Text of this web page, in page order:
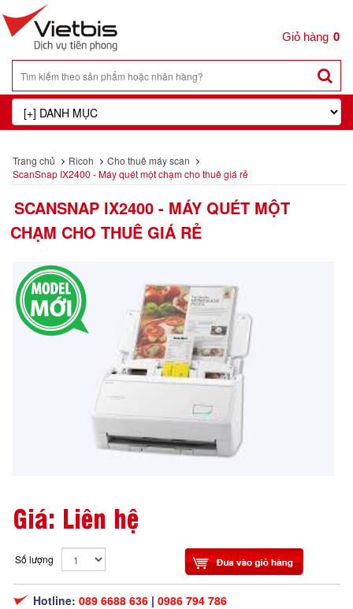
0
Trang chủ Ricoh
Cho thuê máy scan
ScanSnap IX2400 - Máy quét một chạm cho thuê giá rẻ
SCANSNAP IX2400 - MÁY QUÉT MỘT
CHẠM CHO THUÊ GIÁ RẺ
Giá: Liên hệ
Số lượng
Hotline: 089 6688 636 | 0986 794 786